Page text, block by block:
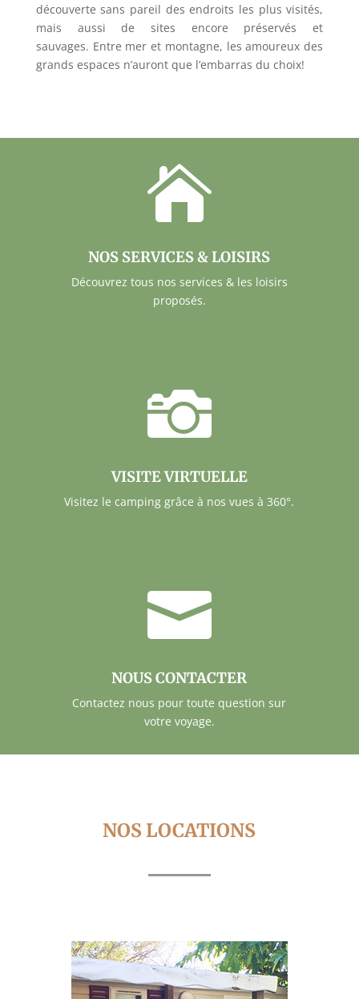
découverte sans pareil des endroits les plus visités,
mais aussi de sites encore préservés et
sauvages. Entre mer et montagne, les amoureux des
grands espaces n’auront que l’embarras du choix!

NOS SERVICES & LOISIRS
Découvrez tous nos services & les loisirs
proposés.

VISITE VIRTUELLE
Visitez le camping grâce à nos vues à 360°.

NOUS CONTACTER
Contactez nous pour toute question sur
votre voyage.
NOS LOCATIONS